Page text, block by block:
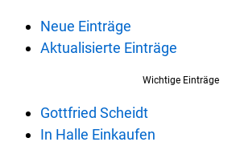
Neue Einträge
Aktualisierte Einträge
Wichtige Einträge
Gottfried Scheidt
In Halle Einkaufen